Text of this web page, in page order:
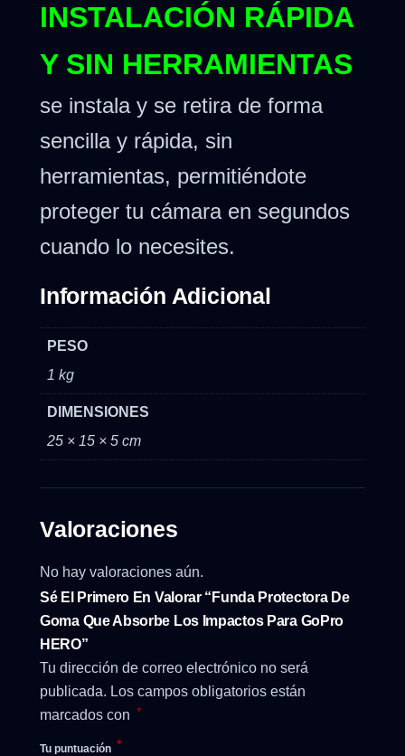
INSTALACIÓN RÁPIDA
Y SIN HERRAMIENTAS
se instala y se retira de forma
sencilla y rápida, sin
herramientas, permitiéndote
proteger tu cámara en segundos
cuando lo necesites.
Información Adicional
PESO
1 kg
DIMENSIONES
25 × 15 × 5 cm
Valoraciones
No hay valoraciones aún.
Sé El Primero En Valorar “Funda Protectora De
Goma Que Absorbe Los Impactos Para GoPro
HERO”
Tu dirección de correo electrónico no será
publicada. Los campos obligatorios están
marcados con *
Tu puntuación *